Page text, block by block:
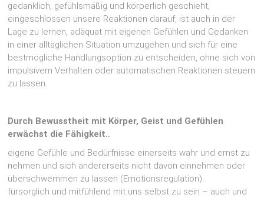
gedanklich, gefühlsmäßig und körperlich geschieht,
eingeschlossen unsere Reaktionen darauf, ist auch in der
Lage zu lernen, adäquat mit eigenen Gefühlen und Gedanken
in einer alltäglichen Situation umzugehen und sich für eine
bestmögliche Handlungsoption zu entscheiden, ohne sich von
impulsivem Verhalten oder automatischen Reaktionen steuern
zu lassen.
Durch Bewusstheit mit Körper, Geist und Gefühlen
erwächst die Fähigkeit..
eigene Gefühle und Bedürfnisse einerseits wahr und ernst zu
nehmen und sich andererseits nicht davon einnehmen oder
überschwemmen zu lassen (Emotionsregulation).
fürsorglich und mitfühlend mit uns selbst zu sein – auch und